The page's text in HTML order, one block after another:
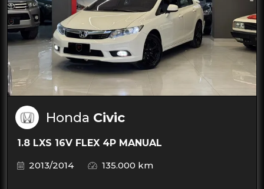
Honda Civic
1.8 LXS 16V FLEX 4P MANUAL
2013/2014
135.000 km